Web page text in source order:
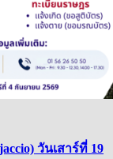
วันเสาร์ที่ 19